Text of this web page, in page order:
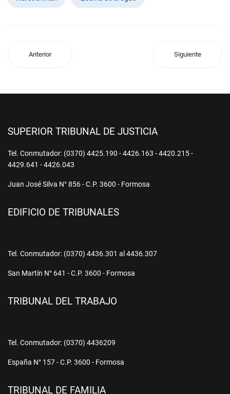
Anterior Siguiente
SUPERIOR TRIBUNAL DE JUSTICIA
Tel. Conmutador: (0370) 4425.190 - 4426.163 - 4420.215 -
4429.641 - 4426.043
Juan José Silva N° 856 - C.P. 3600 - Formosa
EDIFICIO DE TRIBUNALES
Tel. Conmutador: (0370) 4436.301 al 4436.307
San Martín N° 641 - C.P. 3600 - Formosa
TRIBUNAL DEL TRABAJO
Tel. Conmutador: (0370) 4436209
España N° 157 - C.P. 3600 - Formosa
TRIBUNAL DE FAMILIA